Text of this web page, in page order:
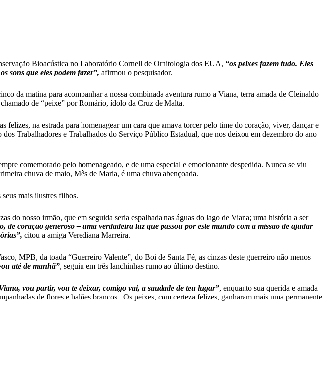
Bioacústica no Laboratório Cornell de Ornitologia dos EUA, “os peixes fazem tudo. Eles
sons que eles podem fazer”, afirmou o pesquisador.
da matina para acompanhar a nossa combinada aventura rumo a Viana, terra amada de Cleinaldo
de “peixe” por Romário, ídolo da Cruz de Malta.
na estrada para homenagear um cara que amava torcer pelo time do coração, viver, dançar e
Trabalhadores e Trabalhados do Serviço Público Estadual, que nos deixou em dezembro do ano
comemorado pelo homenageado, e de uma especial e emocionante despedida. Nunca se viu
chuva de maio, Mês de Maria, é uma chuva abençoada.
mais ilustres filhos.
do nosso irmão, que em seguida seria espalhada nas águas do lago de Viana; uma história a ser
de coração generoso – uma verdadeira luz que passou por este mundo com a missão de ajudar
citou a amiga Verediana Marreira.
MPB, da toada “Guerreiro Valente”, do Boi de Santa Fé, as cinzas deste guerreiro não menos
até de manhã”, seguiu em três lanchinhas rumo ao último destino.
vou partir, vou te deixar, comigo vai, a saudade de teu lugar”, enquanto sua querida e amada
de flores e balões brancos . Os peixes, com certeza felizes, ganharam mais uma permanente